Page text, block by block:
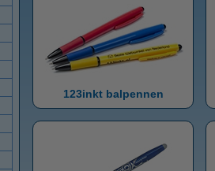
123inkt balpennen